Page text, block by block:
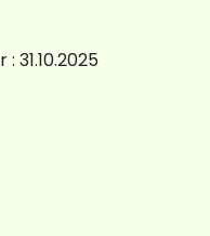
31.10.2025